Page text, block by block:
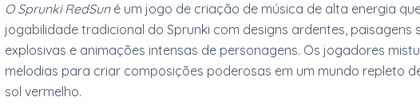
O Sprunki RedSuné um jogo de criação de música de alta energia
jogabilidade tradicional do Sprunki com designs ardentes, paisagens
explosivas e animações intensas de personagens. Os jogadores
melodias para criar composições poderosas em um mundo repleto
sol vermelho.